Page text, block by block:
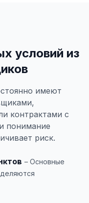
условий из
имеют
контрактами с
понимание
риск.
– Основные